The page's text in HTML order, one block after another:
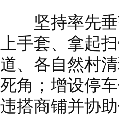
坚持率先垂
上手套、拿起
道、各自然村
死角；增设停
违搭商铺并协